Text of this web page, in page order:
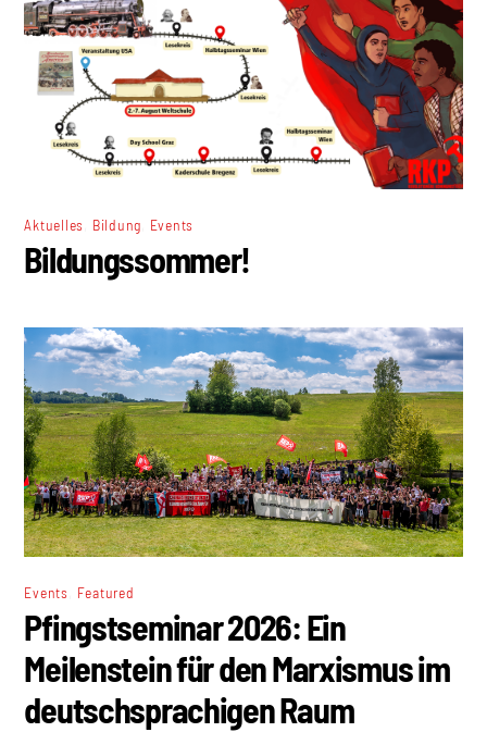
Aktuelles Bildung Events
Bildungssommer!
Events Featured
Pfingstseminar 2026: Ein
Meilenstein für den Marxismus im
deutschsprachigen Raum